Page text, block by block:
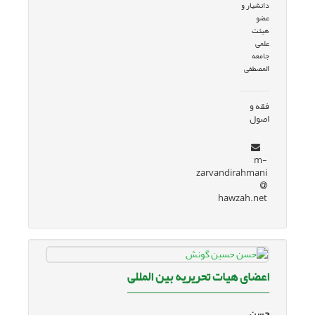
دانشیار و
عضو
هیئت
علمی
جامعه
المصطفی
فقه و
اصول
m-
zarvandirahmani
hawzah.net
اعضای هیات تحریریه بین المللی